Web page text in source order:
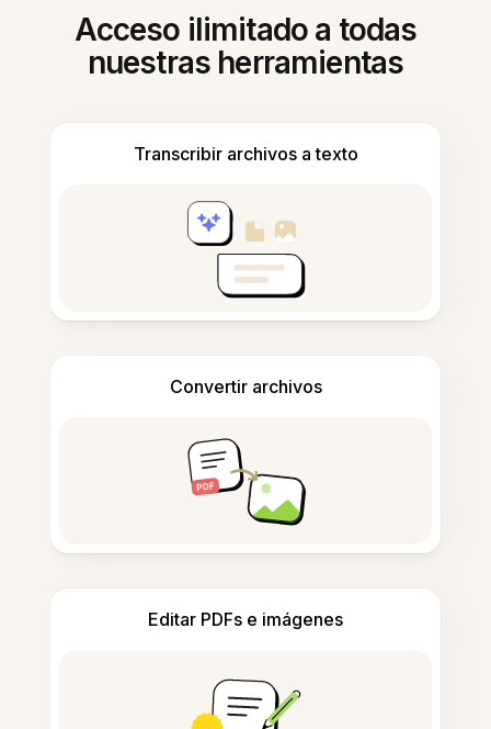
Acceso ilimitado a todas
nuestras herramientas
Transcribir archivos a texto
Convertir archivos
Editar PDFs e imágenes